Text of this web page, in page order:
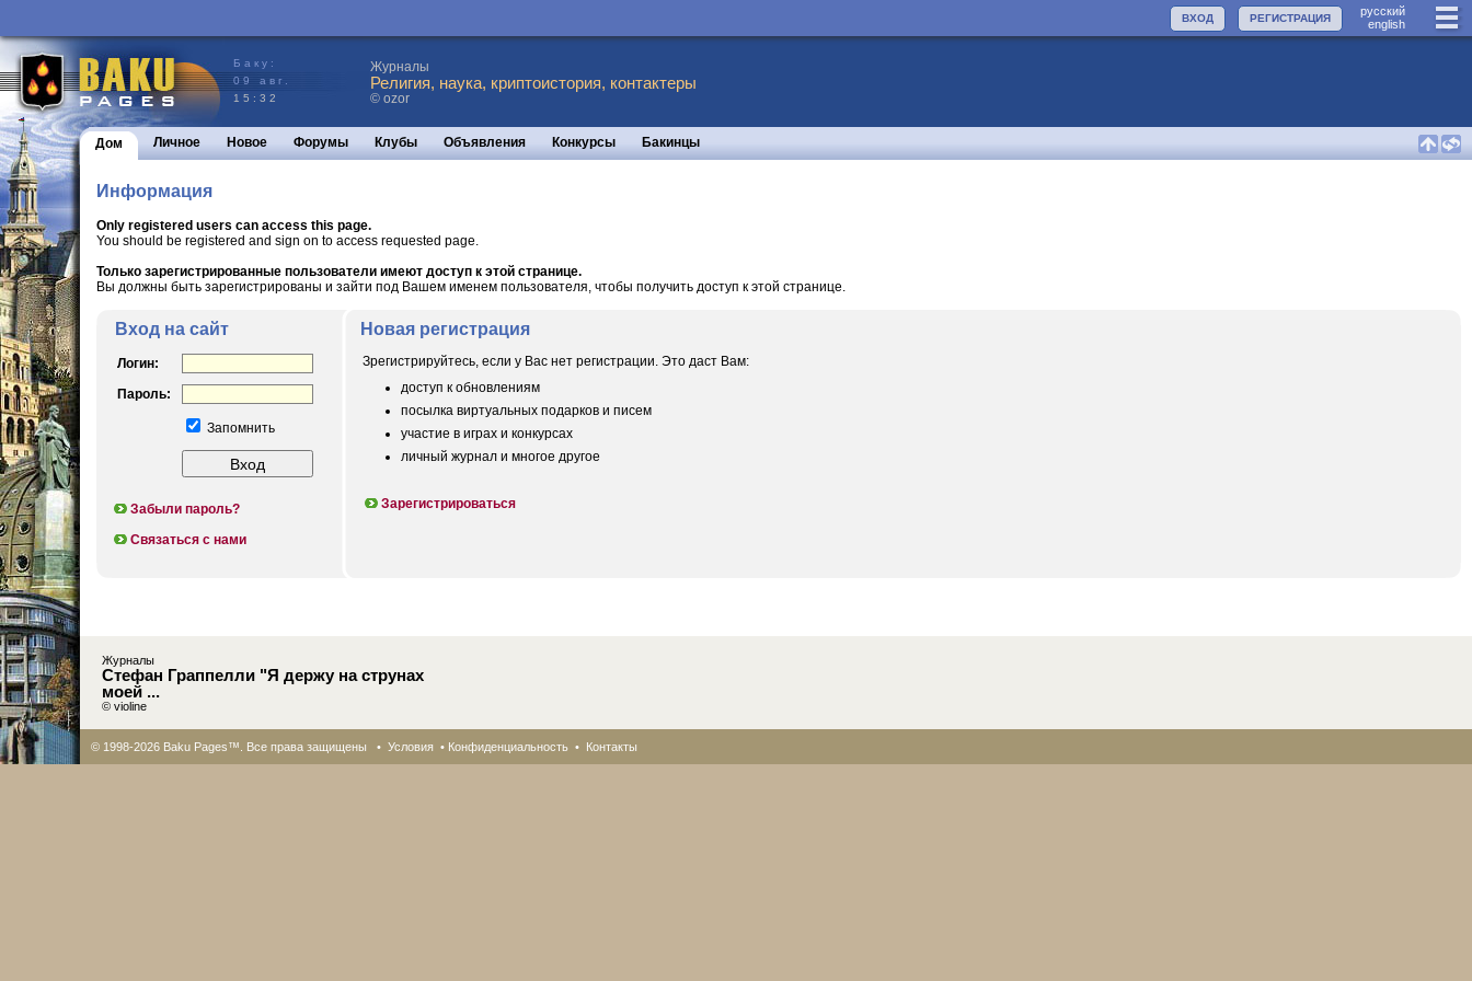
руccкий
english
РЕГИСТРАЦИЯ
ВХОД
Баку:
09 авг.
15:32
Журналы
Религия, наука, криптоистория, контактеры
© ozor
Дом Личное Новое Форумы Клубы Объявления Конкурсы Бакинцы
Информация
Only registered users can access this page.
You should be registered and sign on to access requested page.
Только зарегистрированные пользователи имеют доступ к этой странице.
Вы должны быть зарегистрированы и зайти под Вашем именем пользователя, чтобы получить доступ к этой странице.
Вход на сайт
Логин:
Пароль:
Запомнить
Забыли пароль?
Связаться с нами
Новая регистрация
Зрегистрируйтесь, если у Вас нет регистрации. Это даст Вам:
доступ к обновлениям
посылка виртуальных подарков и писем
участие в играх и конкурсах
личный журнал и многое другое
Зарегистрироваться
Журналы
Стефан Граппелли "Я держу на струнах
моей ...
© violine
© 1998-2026 Baku Pages™. Все права защищены • Условия • Конфиденциальность • Контакты